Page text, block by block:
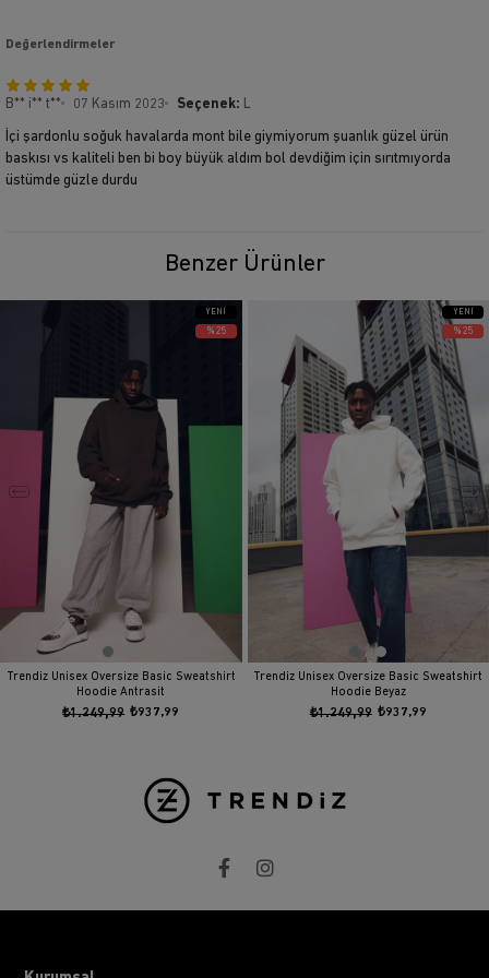
bol tercih etmiyorsanız, kendi bedeninizi almanız tavsiye
Değerlendirmeler
B** i** t** 07 Kasım 2023 Seçenek: L
İçi şardonlu soğuk havalarda mont bile giymiyorum şuanlık güzel ürün
baskısı vs kaliteli ben bi boy büyük aldım bol devdiğim için sırıtmıyorda
üstümde güzle durdu
Benzer Ürünler
Trendiz Unisex Oversize Basic Sweatshirt
Hoodie Antrasit
₺937,99
₺1.249,99
YENI
ÜRÜN
%25
Trendiz Unisex Oversize Basic Sweatshirt
Hoodie Beyaz
₺937,99
₺1.249,99
YENI
ÜRÜN
%25